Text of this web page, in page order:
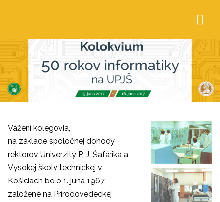
Vážení kolegovia,
na základe spoločnej dohody
rektorov Univerzity P. J. Šafárika a
Vysokej školy technickej v
Košiciach bolo 1. júna 1967
založené na Prírodovedeckej